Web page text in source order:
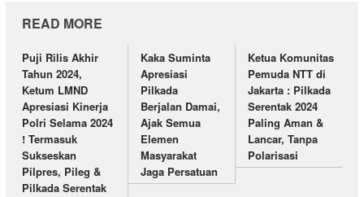
READ MORE
Puji Rilis Akhir
Tahun 2024,
Ketum LMND
Apresiasi Kinerja
Polri Selama 2024
! Termasuk
Sukseskan
Pilpres, Pileg &
Pilkada Serentak
Kaka Suminta
Apresiasi
Pilkada
Berjalan Damai,
Ajak Semua
Elemen
Masyarakat
Jaga Persatuan
Ketua Komunitas
Pemuda NTT di
Jakarta : Pilkada
Serentak 2024
Paling Aman &
Lancar, Tanpa
Polarisasi